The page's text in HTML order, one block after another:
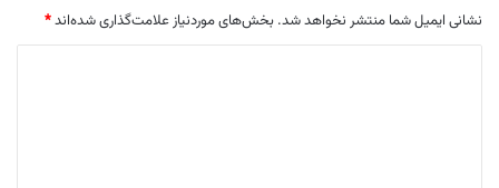
نشانی ایمیل شما منتشر نخواهد شد. بخش‌های موردنیاز علامت‌گذاری شده‌اند*